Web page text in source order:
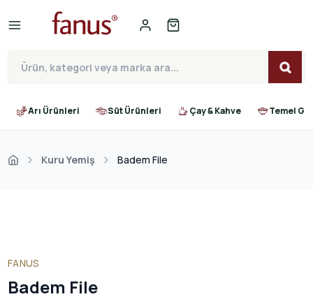
Arı Ürünleri Süt Ürünleri Çay & Kahve Temel
Kuru Yemiş Badem File
FANUS
Badem File